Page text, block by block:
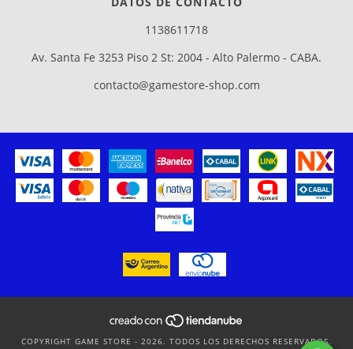
1138611718
Av. Santa Fe 3253 Piso 2 St: 2004 - Alto Palermo - CABA.
contacto@gamestore-shop.com
COPYRIGHT GAME STORE - 2026. TODOS LOS DERECHOS RESERVADOS.